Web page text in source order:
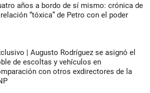
años a bordo de sí mismo: crónica de
relación “tóxica” de Petro con el poder
| Augusto Rodríguez se asignó el
de escoltas y vehículos en
con otros exdirectores de la